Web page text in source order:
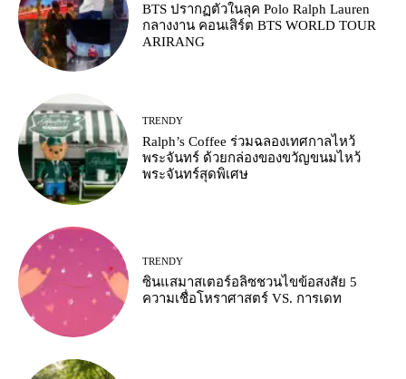
BTS ปรากฏตัวในลุค Polo Ralph Lauren
กลางงาน คอนเสิร์ต BTS WORLD TOUR
ARIRANG
TRENDY
Ralph’s Coffee ร่วมฉลองเทศกาลไหว้
พระจันทร์ ด้วยกล่องของขวัญขนมไหว้
พระจันทร์สุดพิเศษ
TRENDY
ซินแสมาสเตอร์อลิซชวนไขข้อสงสัย 5
ความเชื่อโหราศาสตร์ VS. การเดท